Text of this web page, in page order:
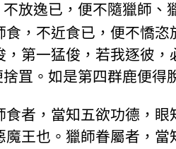
放逸已，便不隨獵師、
，不近食已，便不憍
第一猛俊，若我逐彼
罝。如是第四群鹿便得
者，當知五欲功德，
王也。獵師眷屬者，